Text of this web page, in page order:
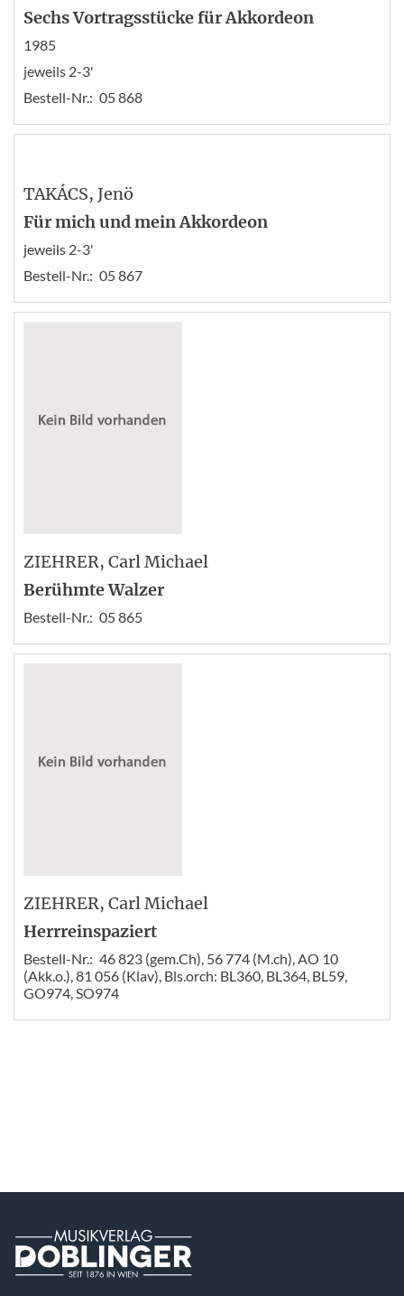
Sechs Vortragsstücke für Akkordeon
1985
jeweils 2-3'
Bestell-Nr.: 05 868
TAKÁCS, Jenö
Für mich und mein Akkordeon
jeweils 2-3'
Bestell-Nr.: 05 867
ZIEHRER, Carl Michael
Berühmte Walzer
Bestell-Nr.: 05 865
ZIEHRER, Carl Michael
Herrreinspaziert
Bestell-Nr.: 46 823 (gem.Ch), 56 774 (M.ch), AO 10
(Akk.o.), 81 056 (Klav), Bls.orch: BL360, BL364, BL59,
GO974, SO974